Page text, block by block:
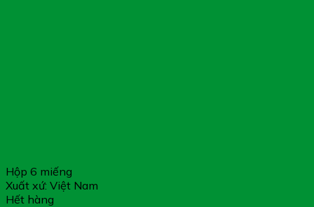
Hộp 6 miếng
Xuất xứ: Việt Nam
Hết hàng